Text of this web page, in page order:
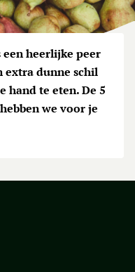
een heerlijke peer
extra dunne schil
hand te eten. De 5
we voor je